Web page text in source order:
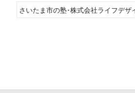
さいたま市の塾･株式会社ライフデザ